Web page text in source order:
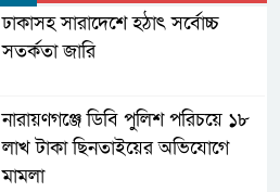
ঢাকাসহ সারাদেশে হঠাৎ সর্বোচ্চ
সতর্কতা জা‌রি
নারায়ণগঞ্জে ডিবি পুলিশ পরিচয়ে ১৮
লাখ টাকা ছিনতাইয়ের অভিযোগে
মামলা